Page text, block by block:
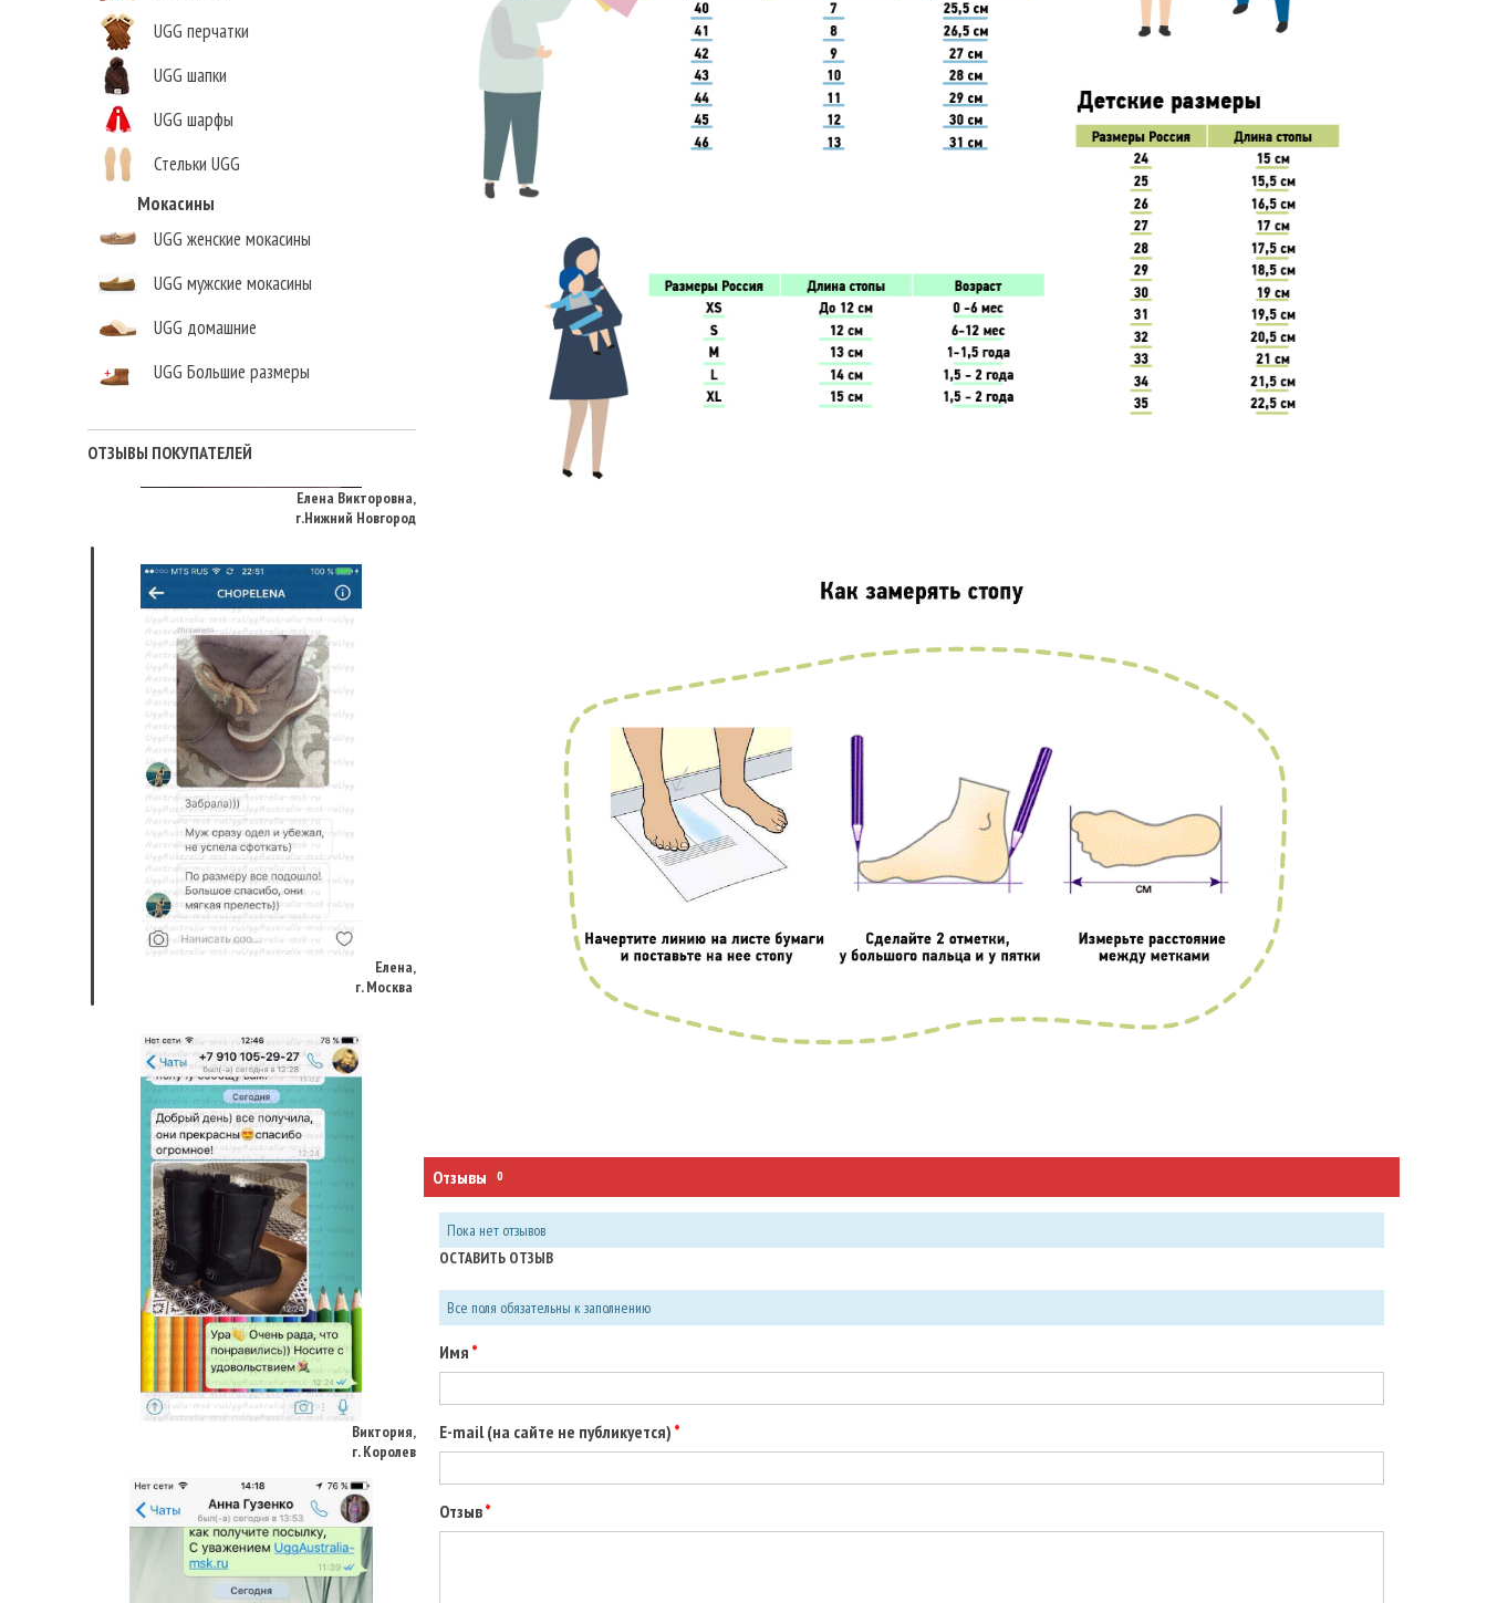
UGG перчатки
UGG шапки
UGG шарфы
Стельки UGG
Мокасины
UGG женские мокасины
UGG мужские мокасины
UGG домашние
UGG Большие размеры
ОТЗЫВЫ ПОКУПАТЕЛЕЙ
Виктория,
г. Королев
Отзывы 0
Пока нет отзывов
ОСТАВИТЬ ОТЗЫВ
Все поля обязательны к заполнению
Имя
E-mail (на сайте не публикуется)
Отзыв